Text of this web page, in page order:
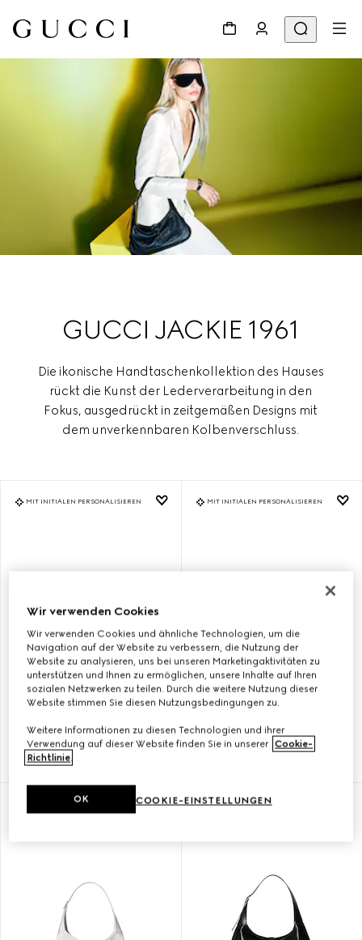
GUCCI JACKIE 1961
Die ikonische Handtaschenkollektion des Hauses
rückt die Kunst der Lederverarbeitung in den
Fokus, ausgedrückt in zeitgemäßen Designs mit
dem unverkennbaren Kolbenverschluss.
MIT INITIALEN PERSONALISIEREN
MITTELGROSSE G
CHULTERTASCHE
KR 17.550
MIT INITIALEN PERSONALISIEREN
MITTELGROSSE G
UCCI JACKIE 1961 S
CHULTERTASCHE
MIT INITIALEN PERSONALISIEREN MIT INITIALEN PERSONALISIEREN
Wir verwenden Cookies
Wir verwenden Cookies und ähnliche Technologien, um die
Navigation auf der Website zu verbessern, die Nutzung der
Website zu analysieren, uns bei unseren Marketingaktivitäten zu
unterstützen und Ihnen zu ermöglichen, unsere Inhalte auf Ihren
sozialen Netzwerken zu teilen. Durch die weitere Nutzung dieser
Website stimmen Sie diesen Nutzungsbedingungen zu.
Weitere Informationen zu diesen Technologien und ihrer
Verwendung auf dieser Website finden Sie in unserer Cookie-
Richtlinie.
COOKIE-EINSTELLUNGEN
OK